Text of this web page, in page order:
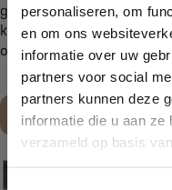
personaliseren, om
en om ons
informatie over uw
partners voor social
partners kunnen deze
informatie die u aan
verzameld op basis
graag bij het uitzoeken
keuken. Neem dan
onzeshowroom
Maak een afspraak